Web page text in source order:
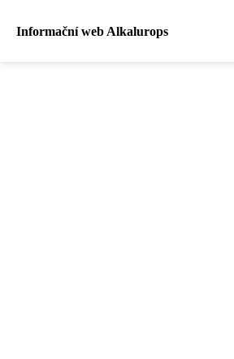
Informační web Alkalurops